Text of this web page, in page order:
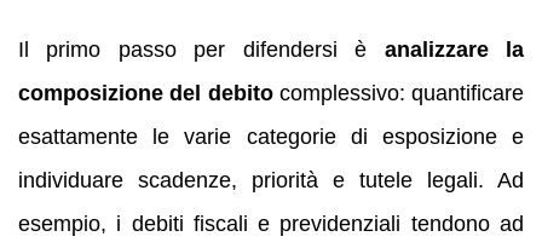
Il primo passo per difendersi è analizzare la
composizione del debitocomplessivo: quantificare
esattamente le varie categorie di esposizione e
individuare scadenze, priorità e tutele legali. Ad
esempio, i debiti fiscali e previdenziali tendono ad